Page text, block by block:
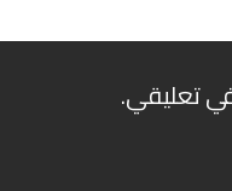
تعليقي.